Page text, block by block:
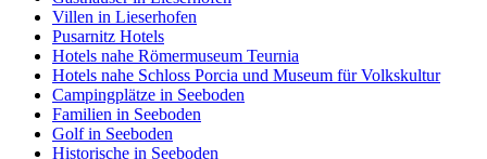
Villen in Lieserhofen
Pusarnitz Hotels
Hotels nahe Römermuseum Teurnia
Hotels nahe Schloss Porcia und Museum für Volkskultur
Campingplätze in Seeboden
Familien in Seeboden
Golf in Seeboden
Historische in Seeboden